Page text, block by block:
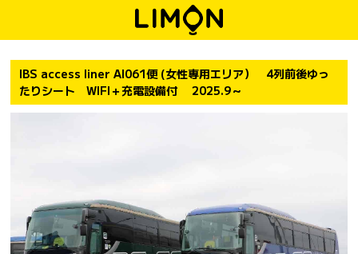
IBS access liner AI061便 (女性専用エリア） 4列前後ゆっ
たりシート WIFI＋充電設備付 2025.9～